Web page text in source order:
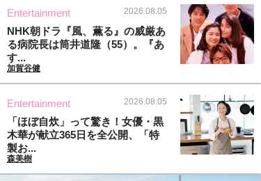
Entertainment 2026.08.05
NHK朝ドラ『風、薫る』の威厳あ
る病院長は筒井道隆（55）。『あ
す...
加賀谷健
Entertainment 2026.08.05
「ほぼ自炊」って驚き！女優・黒
木華が献立365日を全公開、「特
製お...
森美樹